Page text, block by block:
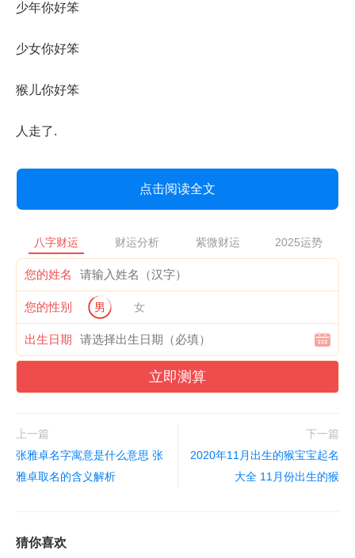
少年你好笨
少女你好笨
猴儿你好笨
人走了.
点击阅读全文
八字财运 财运分析 紫微财运 2025运势
您的姓名
您的性别 男 女
出生日期
立即测算
上一篇
张雅卓名字寓意是什么意思 张
雅卓取名的含义解析
下一篇
2020年11月出生的猴宝宝起名
大全 11月份出生的猴
猜你喜欢